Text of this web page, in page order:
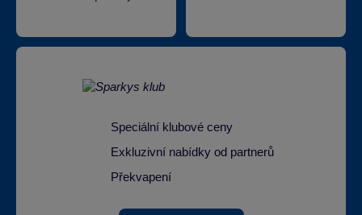
Speciální klubové ceny
Exkluzivní nabídky od partnerů
Překvapení